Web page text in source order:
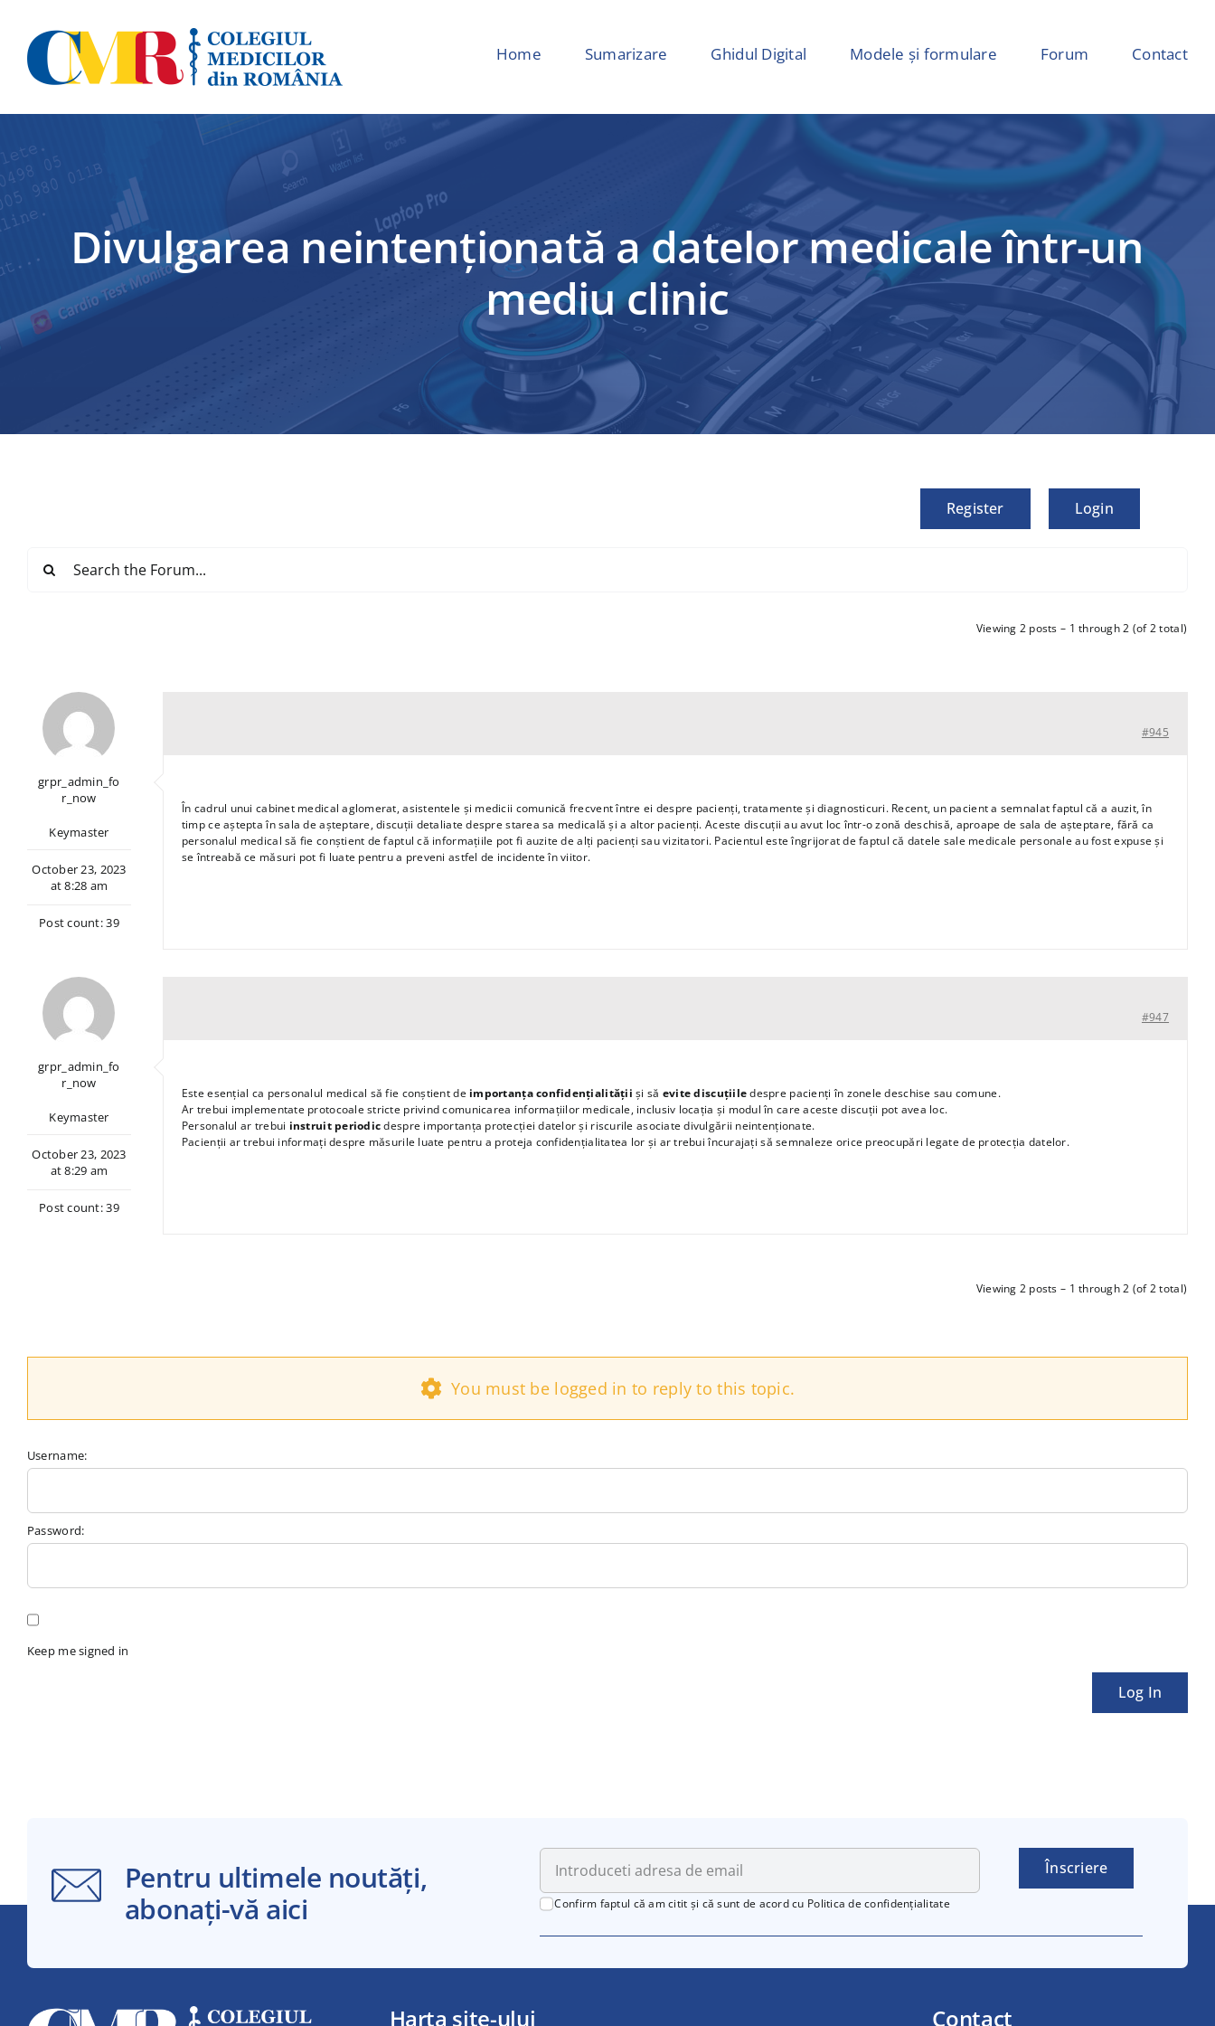
content
Home Sumarizare Ghidul Digital Modele și formulare Forum Contact
Divulgarea neintenționată a datelor medicale într-un
mediu clinic
Register Login
Viewing 2 posts – 1 through 2 (of 2 total)
grpr_admin_fo
r_now
Keymaster
October 23, 2023
at 8:28 am
Post count: 39
#945
În cadrul unui cabinet medical aglomerat, asistentele și medicii comunică frecvent între ei despre pacienți, tratamente și diagnosticuri. Recent, un pacient a semnalat faptul că a auzit, în
timp ce aștepta în sala de așteptare, discuții detaliate despre starea sa medicală și a altor pacienți. Aceste discuții au avut loc într-o zonă deschisă, aproape de sala de așteptare, fără ca
personalul medical să fie conștient de faptul că informațiile pot fi auzite de alți pacienți sau vizitatori. Pacientul este îngrijorat de faptul că datele sale medicale personale au fost expuse și
se întreabă ce măsuri pot fi luate pentru a preveni astfel de incidente în viitor.
grpr_admin_fo
r_now
Keymaster
October 23, 2023
at 8:29 am
Post count: 39
#947
Este esențial ca personalul medical să fie conștient de importanța confidențialității și să evite discuțiiledespre pacienți în zonele deschise sau comune.
Ar trebui implementate protocoale stricte privind comunicarea informațiilor medicale, inclusiv locația și modul în care aceste discuții pot avea loc.
Personalul ar trebui instruit periodicdespre importanța protecției datelor și riscurile asociate divulgării neintenționate.
Pacienții ar trebui informați despre măsurile luate pentru a proteja confidențialitatea lor și ar trebui încurajați să semnaleze orice preocupări legate de protecția datelor.
Viewing 2 posts – 1 through 2 (of 2 total)
You must be logged in to reply to this topic.
Username:
Password:
Keep me signed in
Log In
Pentru ultimele noutăți,
abonați-vă aici
Confirm faptul că am citit și că sunt de acord cu Politica de confidențialitate
Înscriere
Harta site-ului Contact